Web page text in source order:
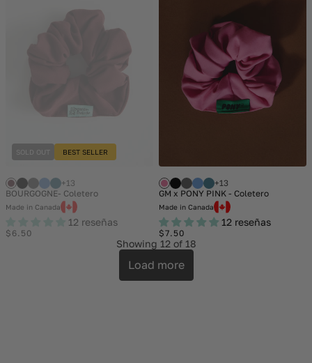
SOLD OUT BEST SELLER
+13
BOURGOGNE- Coletero
Made in Canada
12 reseñas
Regular
$6.50
+13
GM x PONY PINK - Coletero
Made in Canada
12 reseñas
Regular
price
$7.50
Showing 12 of 18
Load more